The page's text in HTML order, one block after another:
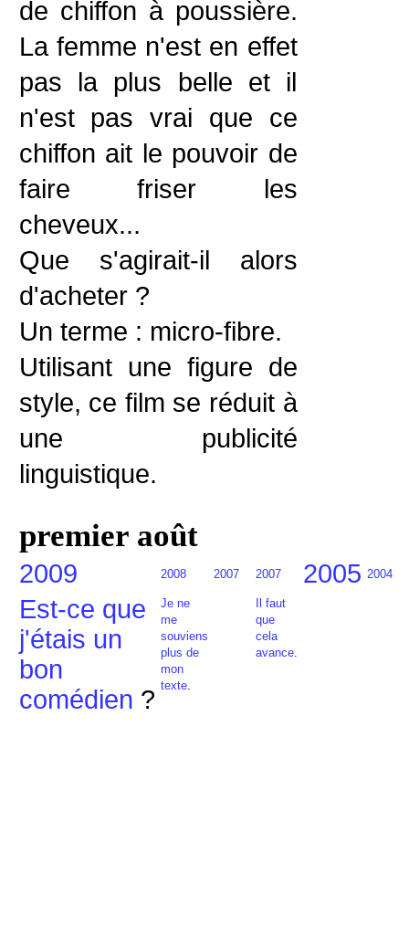
de chiffon à poussière.
La femme n'est en effet
pas la plus belle et il
n'est pas vrai que ce
chiffon ait le pouvoir de
faire friser les
cheveux...
Que s'agirait-il alors
d'acheter ?
Un terme : micro-fibre.
Utilisant une figure de
style, ce film se réduit à
une publicité
linguistique.
premier août
2009 2008 2007 2007 2005 2004
Est-ce que
j'étais un
bon
comédien ?
Je ne
me
souviens
plus de
mon
texte.
Il faut
que
cela
avance.